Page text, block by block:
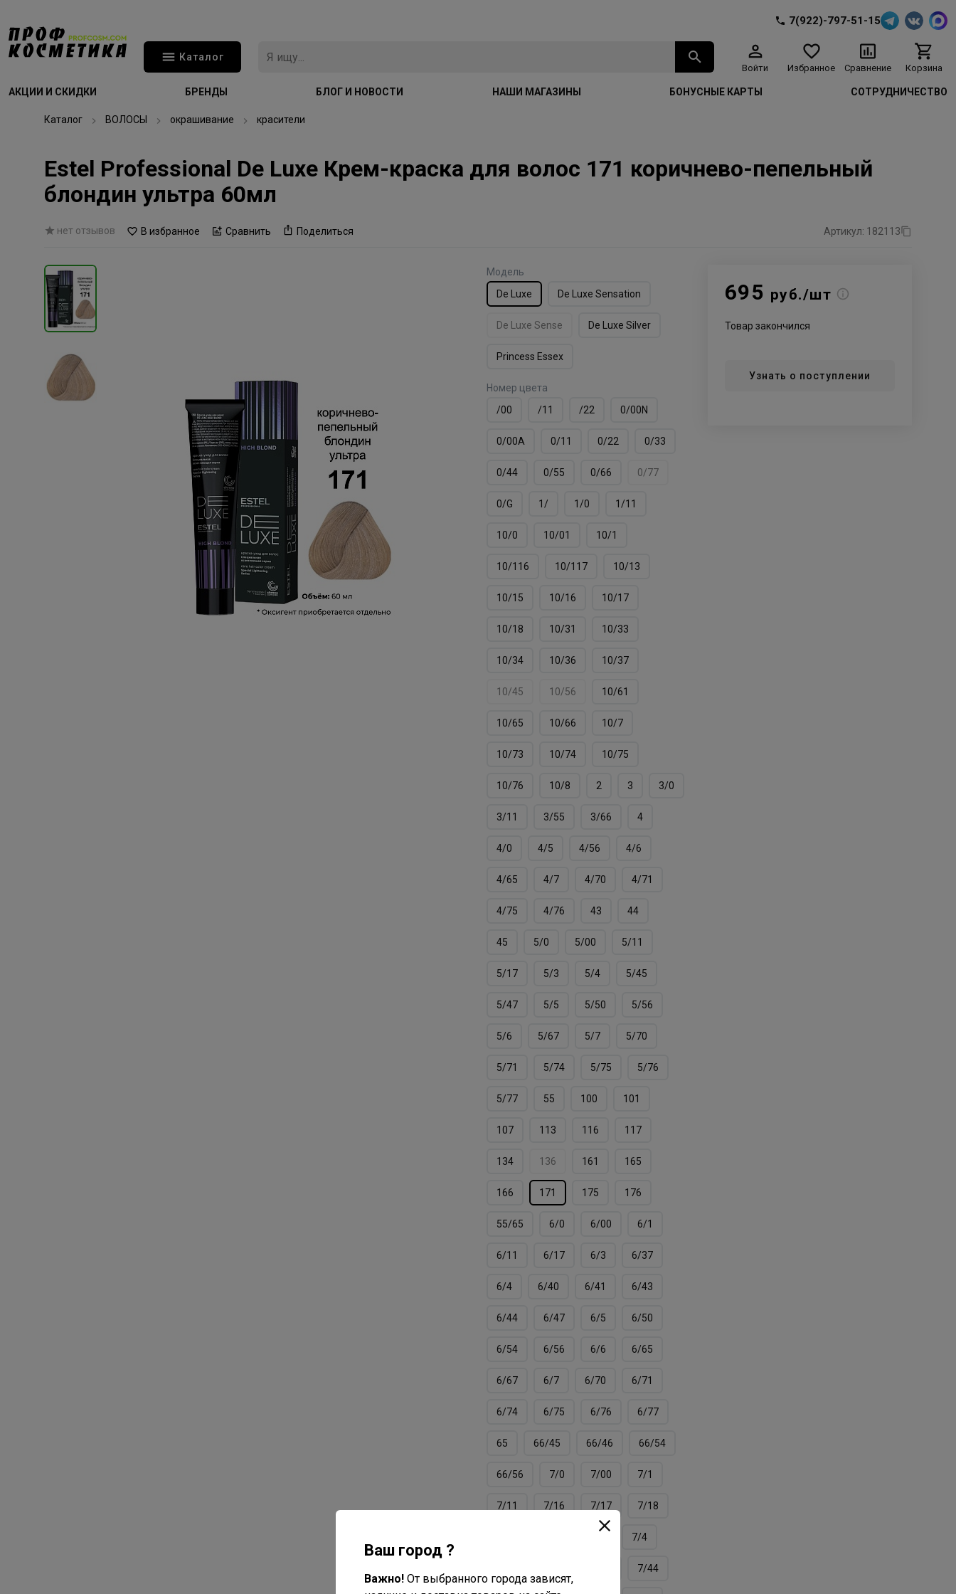
7(922)-797-51-15
Каталог
Войти Избранное Сравнение Корзина
АКЦИИ И СКИДКИ БРЕНДЫ БЛОГ И НОВОСТИ НАШИ МАГАЗИНЫ БОНУСНЫЕ КАРТЫ СОТРУДНИЧЕСТВО
Каталог ВОЛОСЫ окрашивание красители
Estel Professional De Luxe Крем-краска для волос 171 коричнево-пепельный
блондин ультра 60мл
нет отзывов В избранное Сравнить Поделиться Артикул: 182113
Модель
De Luxe
De Luxe Sensation
De Luxe Sense De Luxe Silver
Princess Essex
Номер цвета
/00
/11 /22 0/00N
0/00А 0/11 0/22 0/33
0/44 0/55 0/66 0/77
0/G 1/ 1/0 1/11
10/0 10/01 10/1
10/116 10/117 10/13
10/15 10/16 10/17
10/18 10/31 10/33
10/34 10/36 10/37
10/45 10/56 10/61
10/65 10/66 10/7
10/73 10/74 10/75
10/76 10/8 2 3 3/0
3/11 3/55 3/66 4
4/0 4/5 4/56 4/6
4/65 4/7 4/70 4/71
4/75 4/76 43 44
45 5/0 5/00 5/11
5/17 5/3 5/4 5/45
5/47 5/5 5/50 5/56
5/6 5/67 5/7 5/70
5/71 5/74 5/75 5/76
5/77 55 100 101
107 113 116 117
134 136 161 165
166 171 175 176
55/65 6/0 6/00 6/1
6/11 6/17 6/3 6/37
6/4 6/40 6/41 6/43
6/44 6/47 6/5 6/50
6/54 6/56 6/6 6/65
6/67 6/7 6/70 6/71
6/74 6/75 6/76 6/77
65 66/45 66/46 66/54
66/56 7/0 7/00 7/1
7/11 7/16 7/17 7/18
7/4
7/44
695 руб./шт
Товар закончился
Узнать о поступлении
Ваш город ?
Важно! От выбранного города зависят,